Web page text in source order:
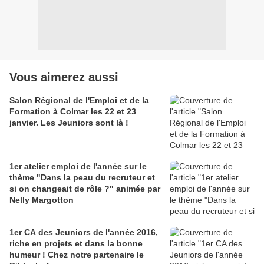
Vous aimerez aussi
Salon Régional de l'Emploi et de la
Formation à Colmar les 22 et 23
janvier. Les Jeuniors sont là !
1er atelier emploi de l'année sur le
thème "Dans la peau du recruteur et
si on changeait de rôle ?" animée par
Nelly Margotton
1er CA des Jeuniors de l'année 2016,
riche en projets et dans la bonne
humeur ! Chez notre partenaire le